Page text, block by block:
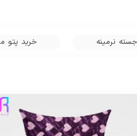
نرمینه خرید پتو